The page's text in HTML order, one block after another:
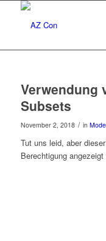
Verwendung
Subsets
November 2, 2018 / in
Tut uns leid, aber
Berechtigung angezeigt